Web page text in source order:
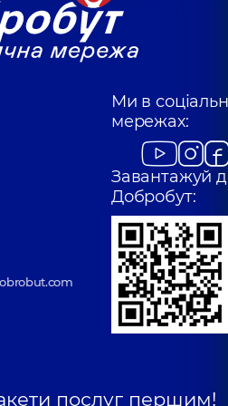
Олексіївна
Отоларинголог;
Отоларинголог
дитячий,
Шуляк Максим
Андрійович
Отоларинголог;
Отоларинголог
дитячий,19 років
досвіду
Романків
Святослав
Іванович
Отоларинголог;
Отоларинголог
Ми в
мережах:
Завантажуй
Добробут:
послуг першим!